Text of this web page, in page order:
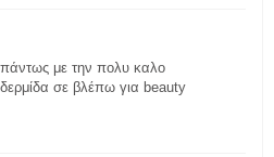
με την πολυ καλο
σε βλέπω για beauty